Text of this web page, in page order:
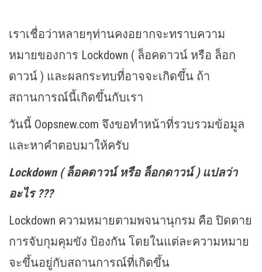
เราเชื่อว่าหลายๆท่านคงอยากจะทราบความ
หมายของการ Lockdown ( ล็อคดาวน์ หรือ ล็อก
ดาวน์ ) และผลกระทบที่อาจจะเกิดขึ้น ถ้า
สถานการณ์นี้เกิดขึ้นกับเรา
วันนี้ Oopsnew.com จึงขอทำหน้าที่รวบรวมข้อมูล
และหาคำตอบมาให้ครับ
Lockdown ( ล็อคดาวน์ หรือ ล็อกดาวน์ ) แปลว่า
อะไร ???
Lockdown ความหมายตามพจนานุกรม คือ ปิดตาย
การจับกุมคุมขัง ป้องกัน โดยในแต่ละความหมาย
จะขึ้นอยู่กับสถานการณ์ที่เกิดขึ้น